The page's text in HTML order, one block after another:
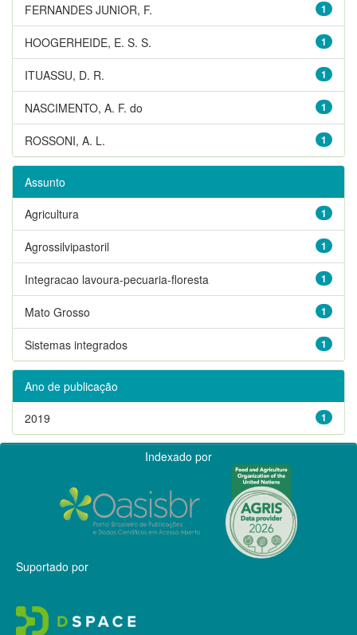
1
FERNANDES JUNIOR, F.
1
HOOGERHEIDE, E. S. S.
1
ITUASSU, D. R.
1
NASCIMENTO, A. F. do
1
ROSSONI, A. L.
Assunto
1
Agricultura
1
Agrossilvipastoril
1
Integracao lavoura-pecuaria-floresta
1
Mato Grosso
1
Sistemas integrados
Ano de publicação
1
2019
Indexado por
Suportado por